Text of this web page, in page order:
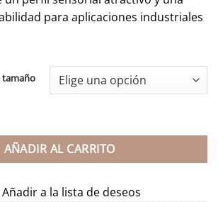
para aplicaciones industriales
tamaño
DE CHOCOLATE- NEGRA cantidad
AÑADIR AL CARRITO
Añadir a la lista de deseos